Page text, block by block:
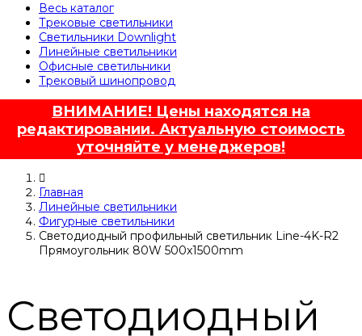
Весь каталог
Трековые светильники
Светильники Downlight
Линейные светильники
Офисные светильники
Трековый шинопровод
ВНИМАНИЕ! Цены находятся на
редактировании. Актуальную стоимость
уточняйте у менеджеров!
Главная
Линейные светильники
Фигурные светильники
Светодиодный профильный светильник Line-4K-R2
Прямоугольник 80W 500х1500mm
Светодиодный